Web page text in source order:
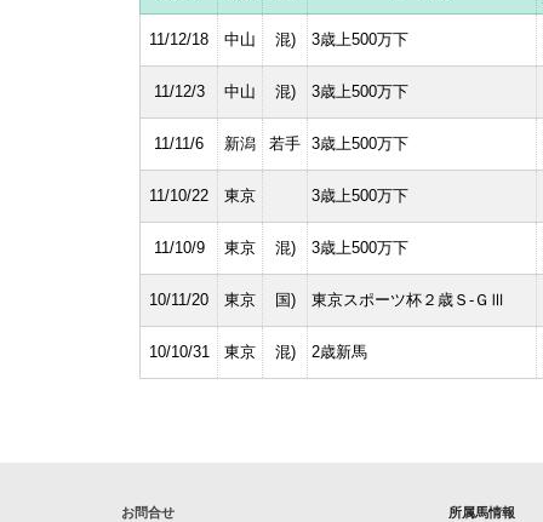
11/12/18 中山 混) 3歳上500万下
11/12/3 中山 混) 3歳上500万下
11/11/6 新潟 若手 3歳上500万下
11/10/22 東京 3歳上500万下
11/10/9 東京 混) 3歳上500万下
10/11/20 東京 国) 東京スポーツ杯２歳Ｓ-ＧⅢ
10/10/31 東京 混) 2歳新馬
お問合せ
所属馬情報